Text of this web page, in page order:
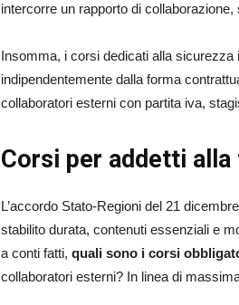
intercorre un rapporto di
Insomma, i corsi dedicati alla sicurezza
indipendentemente dalla forma
collaboratori esterni con partita iva,
Corsi per addetti alla
L’accordo Stato-Regioni del 21
stabilito durata, contenuti essenziali e
a conti fatti, quali sono i corsi
collaboratori esterni? In linea di